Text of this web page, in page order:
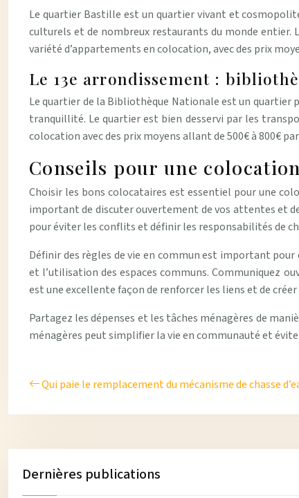
Le quartier Bastille est un quartier vivant et
culturels et de nombreux restaurants du monde
variété d’appartements en colocation, avec des prix
Le 13e arrondissement :
Le quartier de la Bibliothèque Nationale est un quartier
tranquillité. Le quartier est bien desservi par les
colocation avec des prix moyens allant de 500€ à 800€
Conseils pour une
Choisir les bons colocataires est essentiel pour une
important de discuter ouvertement de vos attentes et
pour éviter les conflits et définir les responsabilités de
Définir des règles de vie en commun est important
et l’utilisation des espaces communs. Communiquez
est une excellente façon de renforcer les liens et de
Partagez les dépenses et les tâches ménagères de
ménagères peut simplifier la vie en communauté et
Qui paie le remplacement du mécanisme de chasse
Dernières publications